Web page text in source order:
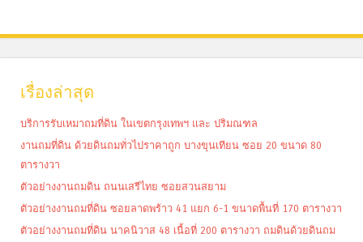
เรื่องล่าสุด
บริการรับเหมาถมที่ดิน ในเขตกรุงเทพฯ และ ปริมณฑล
งานถมที่ดิน ด้วยดินถมทั่วไปราคาถูก บางขุนเทียน ซอย 20 ขนาด 80
ตารางวา
ตัวอย่างงานถมดิน ถนนเสรีไทย ซอยสวนสยาม
ตัวอย่างงานถมที่ดิน ซอยลาดพร้าว 41 แยก 6-1 ขนาดพื้นที่ 170 ตารางวา
ตัวอย่างงานถมที่ดิน นาคนิวาส 48 เนื้อที่ 200 ตารางวา ถมดินด้วยดินถม